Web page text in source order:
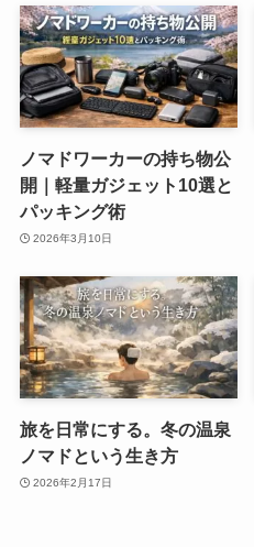
ノマドワーカーの持ち物公
開｜軽量ガジェット10選と
パッキング術
2026年3月10日
旅を日常にする。冬の温泉
ノマドという生き方
2026年2月17日